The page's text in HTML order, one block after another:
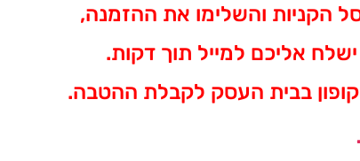
הקניות והשלימו את ההזמנה,
ישלח אליכם למייל תוך דקות.
בבית העסק לקבלת ההטבה.